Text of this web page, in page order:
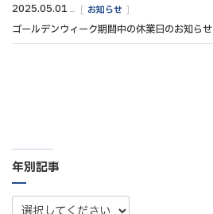
2025.05.01
お知らせ
ゴールデンウィーク期間中の休業日のお知らせ
年別記事